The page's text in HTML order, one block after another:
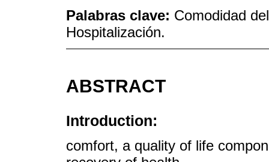
Palabras clave: Comodidad
Hospitalización.
ABSTRACT
Introduction:
comfort, a quality of life